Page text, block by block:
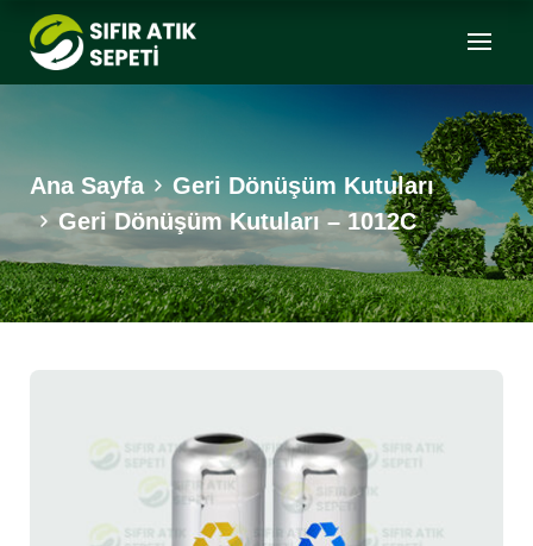
Ana Sayfa
Geri Dönüşüm Kutuları
Geri Dönüşüm Kutuları – 1012C